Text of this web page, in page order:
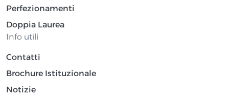
Perfezionamenti
Doppia Laurea
Info utili
Contatti
Brochure Istituzionale
Notizie